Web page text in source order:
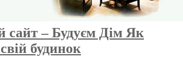
сайт – Будуєм Дім Як
будинок